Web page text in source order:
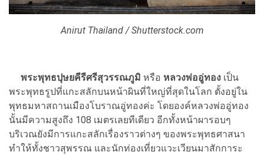
Anirut Thailand / Shutterstock.com
พระพุทธปุษยคีรีศรีสุวรรณภูมิ หรือ หลวงพ่ออู่ทอง เป็น
พระพุทธรูปที่แกะสลักบนหน้าผินที่ใหญ่ที่สุดในโลก ตั้งอยู่ใน
พุทธมหาสถานเมืองโบราณอู่ทองค่ะ โดยองค์หลวงพ่ออู่ทอง
นั้นมีความสูงถึง 108 เมตรเลยทีเดียว อีกทั้งหน้าผารอบๆ
บริเวณยังมีการแกะสลักเรื่องราวต่างๆ ของพระพุทธศาสนา
ทำให้ทั้งชาวสุพรรณ และนักท่องเที่ยวแวะเวียนมาสักการะ